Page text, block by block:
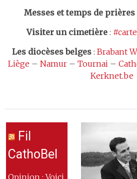
Messes et temps de prières
Visiter un cimetière:
Les diocèses belges: Brabant
Liège – Namur– Tournai–
Kerknet.be
Fil
CathoBel
Opinion : Voici